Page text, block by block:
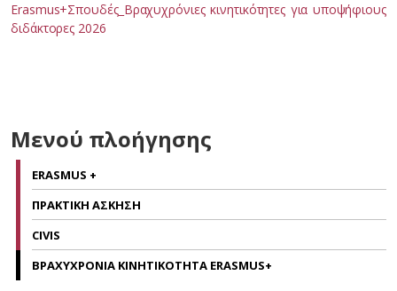
Erasmus+Σπουδές_Βραχυχρόνιες κινητικότητες για υποψήφιους
διδάκτορες 2026
Μενού πλοήγησης
ERASMUS +
ΠΡΑΚΤΙΚΗ ΑΣΚΗΣΗ
CIVIS
ΒΡΑΧΥΧΡΟΝΙΑ ΚΙΝΗΤΙΚΟΤΗΤΑ ERASMUS+